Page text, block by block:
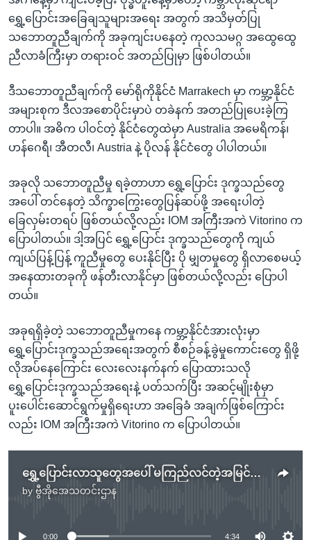
ရွှေ့ပြောင်းအခြေချသူများအရေး အတွက် အသိမှတ်ပြု
သဘောတူညီချက်ကို အခုကျင်းပနေတဲ့ ကုလသမဂ္ဂ အထွေထွေ
ညီလာခံကြီးမှာ တရားဝင် အတည်ပြုမှာ ဖြစ်ပါတယ်။
ဒီသဘောတူညီချက်ကို မော်ရိုကိုနိုင်ငံ Marrakech မှာ ကမ္ဘာ့နိုင်ငံ
အများစုက ဒီလအစောပိုင်းမှာပဲ တခဲနက် အတည်ပြုပေးခဲ့ကြ
တာပါ။ အဓိက ပါဝင်တဲ့ နိုင်ငံတွေထဲမှာ Australia အမေရိကန်၊
ဟန်ဂေရီ၊ အီတလီ၊ Austria နဲ့ ပိုလန် နိုင်ငံတွေ ပါပါတယ်။
အခုလို သဘောတူညီမှု ရခဲ့တာဟာ ရွှေ့ပြောင်း ဒုက္ခသည်တွေ
အပေါ် တင်နေတဲ့ သိက္ခာကြွေးတွေပြန်ဆပ်ဖို့ အရေးပါတဲ့
ခြေလှမ်းတရပ် ဖြစ်တယ်လို့လည်း IOM အကြီးအကဲ Vitorino က
ပြောပါတယ်။ ဒါ့အပြင် ရွှေ့ပြောင်း ဒုက္ခသည်တွေကို ကျယ်
ကျယ်ပြန့်ပြန့် ကူညီမှုတွေ ပေးနိုင်ပြီး ပို မျှတမှုတွေ ရှိလာစေမယ့်
အနေထားတခုကို ဖန်တီးလာနိုင်မှာ ဖြစ်တယ်လို့လည်း ပြောပါ
တယ်။
အခုရရှိခဲ့တဲ့ သဘောတူညီမှုကနေ ကမ္ဘာ့နိုင်ငံအားလုံးမှာ
ရွှေ့ပြောင်းဒုက္ခသည်အရေးအတွက် စီစဉ်ခန့်ခွဲမှုကောင်းတွေ ရှိဖို့
လိုအပ်နေကြောင်း လေးလေးနက်နက် ပြောထားသလို
ရွှေ့ပြောင်းဒုက္ခသည်အရေးနဲ့ ပတ်သက်ပြီး အဆင့်မျိုးစုံမှာ
ပူးပေါင်းဆောင်ရွက်မှုရှိရေးဟာ အခြေခံ အချက်ဖြစ်ကြောင်း
လည်း IOM အကြီးအကဲ Vitorino က ပြောပါတယ်။
ရွှေ့ပြောင်းလာသူတွေအပေါ် မကြည်လင်တဲ့အမြင်မထားဖို့ ကုလပြော
by ဗွီအိုအေသတင်းဌာန
No media source currently available
0:00 4:34